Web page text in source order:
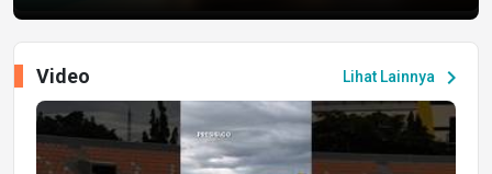
Lihat Lainnya chevron_right
Video